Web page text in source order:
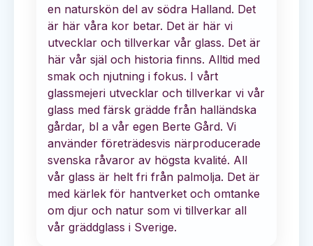
en naturskön del av södra Halland. Det
är här våra kor betar. Det är här vi
utvecklar och tillverkar vår glass. Det är
här vår själ och historia finns. Alltid med
smak och njutning i fokus. I vårt
glassmejeri utvecklar och tillverkar vi vår
glass med färsk grädde från halländska
gårdar, bl a vår egen Berte Gård. Vi
använder företrädesvis närproducerade
svenska råvaror av högsta kvalité. All
vår glass är helt fri från palmolja. Det är
med kärlek för hantverket och omtanke
om djur och natur som vi tillverkar all
vår gräddglass i Sverige.